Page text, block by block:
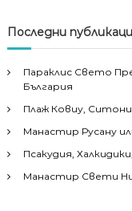
Последни
Параклис Свето
България
Плаж Ковиу,
Манастир Русану
Псакудия,
Манастир Свети